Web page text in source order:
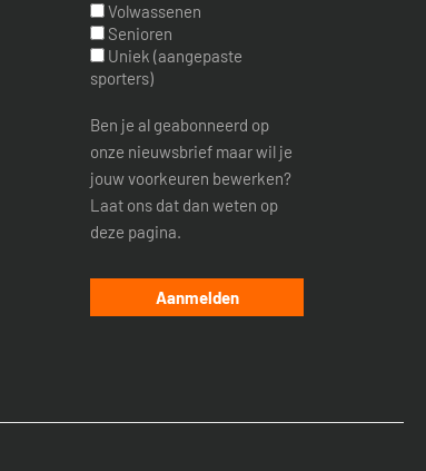
Volwassenen
Senioren
Uniek (aangepaste
sporters)
Ben je al geabonneerd op
onze nieuwsbrief maar wil je
jouw voorkeuren bewerken?
Laat ons dat dan weten op
deze pagina.